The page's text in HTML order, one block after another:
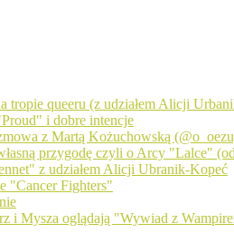
tropie queeru (z udziałem Alicji
i dobre intencje
z Martą Kożuchowską
przygodę czyli o Arcy "Lalce"
z udziałem Alicji Ubranik-Kopeć
"Cancer Fighters"
i Mysza oglądają "Wywiad z